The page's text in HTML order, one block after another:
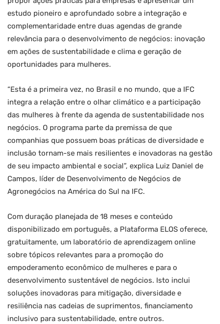
estudo pioneiro e aprofundado sobre a integração e
complementaridade entre duas agendas de grande
relevância para o desenvolvimento de negócios: inovação
em ações de sustentabilidade e clima e geração de
oportunidades para mulheres.
“Esta é a primeira vez, no Brasil e no mundo, que a IFC
integra a relação entre o olhar climático e a participação
das mulheres à frente da agenda de sustentabilidade nos
negócios. O programa parte da premissa de que
companhias que possuem boas práticas de diversidade e
inclusão tornam-se mais resilientes e inovadoras na gestão
de seu impacto ambiental e social”, explica Luiz Daniel de
Campos, líder de Desenvolvimento de Negócios de
Agronegócios na América do Sul na IFC.
Com duração planejada de 18 meses e conteúdo
disponibilizado em português, a Plataforma ELOS oferece,
gratuitamente, um laboratório de aprendizagem online
sobre tópicos relevantes para a promoção do
empoderamento econômico de mulheres e para o
desenvolvimento sustentável de negócios. Isto inclui
soluções inovadoras para mitigação, diversidade e
resiliência nas cadeias de suprimentos, financiamento
inclusivo para sustentabilidade, entre outros.